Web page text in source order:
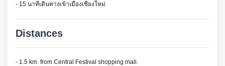
- 15 นาทีเดินทางเข้าเมืองเชียงใหม่
Distances
- 1.5 km. from Central Festival shopping mall.